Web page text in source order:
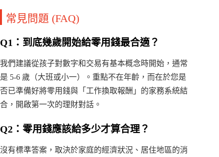
常見問題 (FAQ)
Q1：到底幾歲開始給零用錢最合適？
我們建議從孩子對數字和交易有基本概念時開始，通常
是 5-6 歲（大班或小一）。重點不在年齡，而在於您是
否已準備好將零用錢與「工作換取報酬」的家務系統結
合，開啟第一次的理財對話。
Q2：零用錢應該給多少才算合理？
沒有標準答案，取決於家庭的經濟狀況、居住地區的消